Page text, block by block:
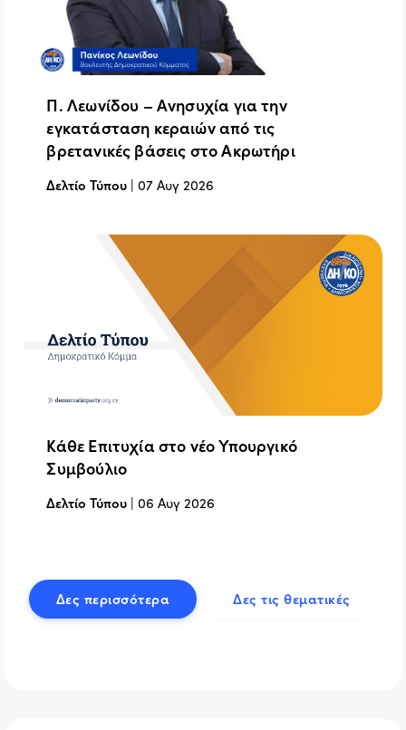
Π. Λεωνίδου – Ανησυχία για την
εγκατάσταση κεραιών από τις
βρετανικές βάσεις στο Ακρωτήρι
Δελτίο Τύπου |07 Αυγ 2026
Κάθε Επιτυχία στο νέο Υπουργικό
Συμβούλιο
Δελτίο Τύπου |06 Αυγ 2026
Δες περισσότερα Δες τις θεματικές